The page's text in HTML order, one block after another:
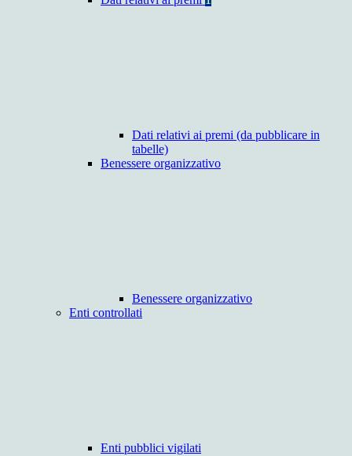
Dati relativi ai premi (da pubblicare in
tabelle)
Benessere organizzativo
Benessere organizzativo
Enti controllati
Enti pubblici vigilati